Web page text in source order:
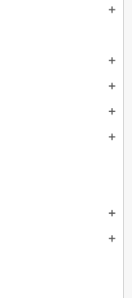
add
add
add
add
add
add
add